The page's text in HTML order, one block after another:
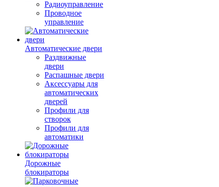
Радиоуправление
Проводное
управление
Автоматические двери
Раздвижные
двери
Распашные двери
Аксессуары для
автоматических
дверей
Профили для
створок
Профили для
автоматики
Дорожные
блокираторы